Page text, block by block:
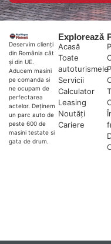
Deservim clienți
din România cât
și din UE.
Aducem masini
pe comanda si
ne ocupam de
perfectarea
actelor. Deținem
un parc auto de
peste 600 de
masini testate si
gata de drum.
Explorează
Acasă
Toate
autoturismele
Servicii
Calculator
Leasing
Noutăți
Cariere